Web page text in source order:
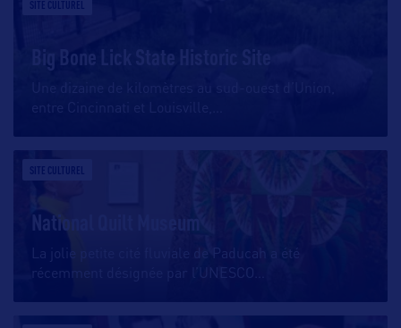
SITE CULTUREL
Big Bone Lick State Historic Site
entre Cincinnati et Louisville,
SITE CULTUREL
National Quilt Museum
La jolie petite cité fluviale de Paducah a été
récemment désignée par l’UNESCO